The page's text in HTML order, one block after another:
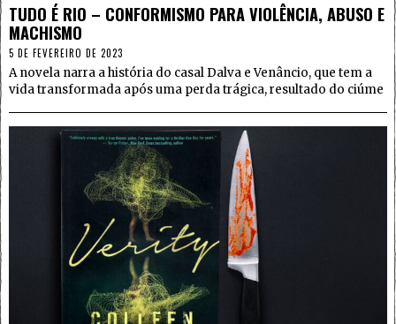
TUDO É RIO – CONFORMISMO PARA VIOLÊNCIA, ABUSO E
MACHISMO
5 DE FEVEREIRO DE 2023
A novela narra a história do casal Dalva e Venâncio, que tem a
vida transformada após uma perda trágica, resultado do ciúme